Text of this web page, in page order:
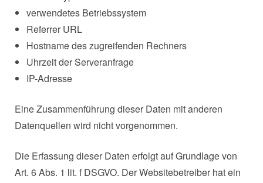
verwendetes Betriebssystem
Referrer URL
Hostname des zugreifenden Rechners
Uhrzeit der Serveranfrage
IP-Adresse
Eine Zusammenführung dieser Daten mit anderen
Datenquellen wird nicht vorgenommen.
Die Erfassung dieser Daten erfolgt auf Grundlage von
Art. 6 Abs. 1 lit. f DSGVO. Der Websitebetreiber hat ein